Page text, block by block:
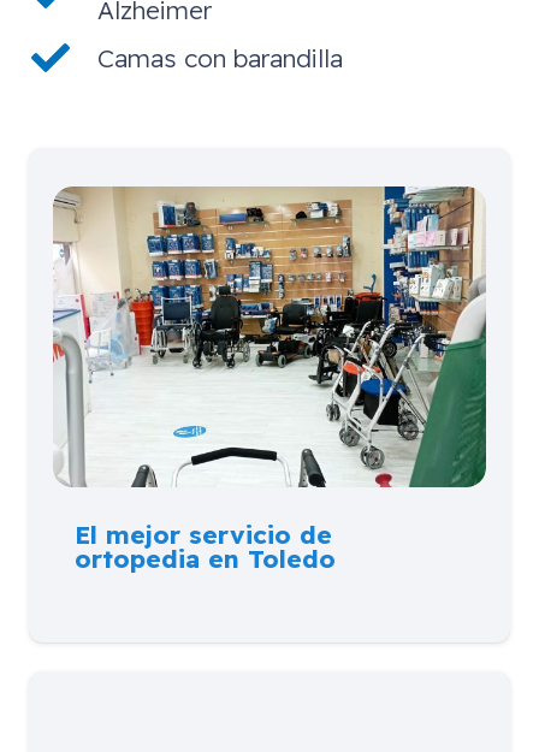
Alzheimer
Camas con barandilla
El mejor servicio de
ortopedia en Toledo